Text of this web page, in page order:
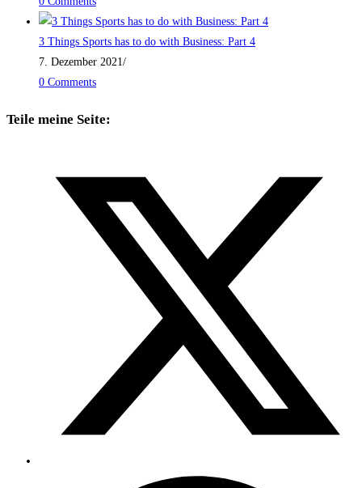
3 Things Sports has to do with Business: Part 4
7. Dezember 2021/
0 Comments
Teile meine Seite: